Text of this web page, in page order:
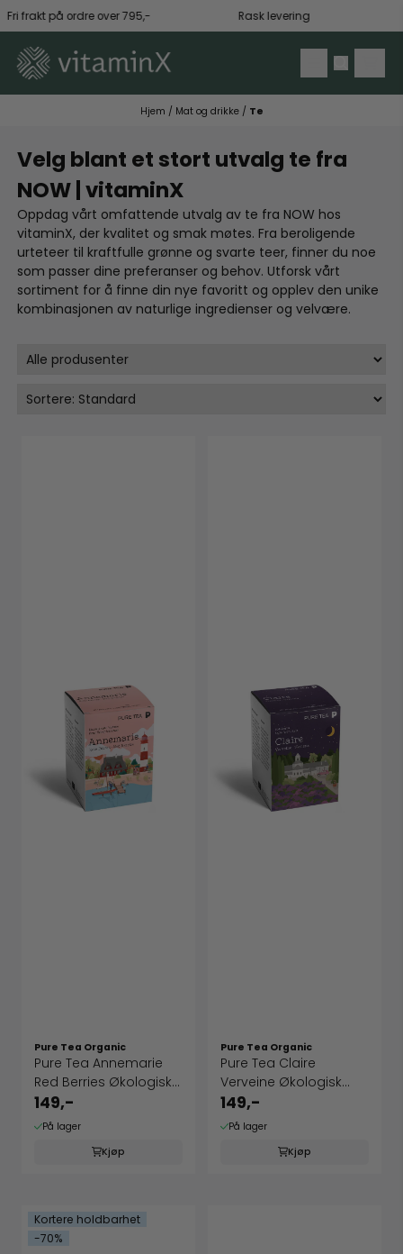
Hopp til innhold
frakt på ordre over 795,- Rask levering
Hjem / Mat og drikke / Te
Velg blant et stort utvalg te fra
NOW | vitaminX
Oppdag vårt omfattende utvalg av te fra NOW hos
vitaminX, der kvalitet og smak møtes. Fra beroligende
urteteer til kraftfulle grønne og svarte teer, finner du noe
som passer dine preferanser og behov. Utforsk vårt
sortiment for å finne din nye favoritt og opplev den unike
kombinasjonen av naturlige ingredienser og velvære.
Pure Tea Organic
Pure Tea Annemarie
Red Berries Økologisk
urte te
149,-
På lager
Kjøp
Pure Tea Organic
Pure Tea Claire
Verveine Økologisk
urte te
149,-
På lager
Kjøp
Kortere holdbarhet
-70%